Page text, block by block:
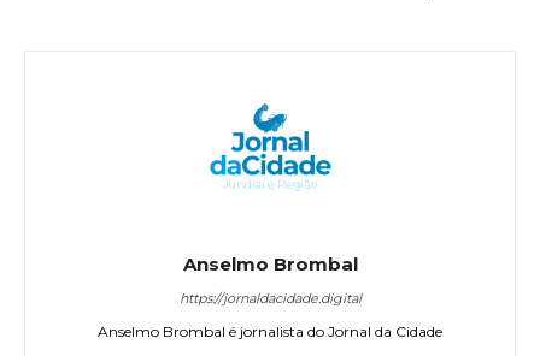
Anselmo Brombal
https://jornaldacidade.digital
Anselmo Brombal é jornalista do Jornal da Cidade